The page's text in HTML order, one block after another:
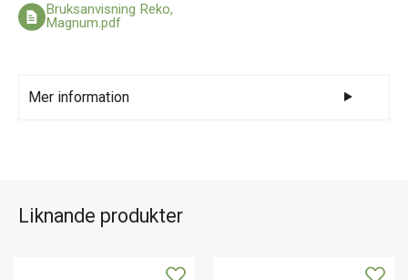
Bruksanvisning Reko,
Magnum.pdf
Mer information
Liknande produkter